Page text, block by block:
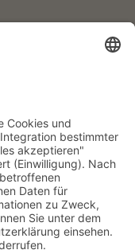
Bad Homburg,
Rhein-Main-Gebiet,
Schmitten, Bad
Frankfurt, Rhein-